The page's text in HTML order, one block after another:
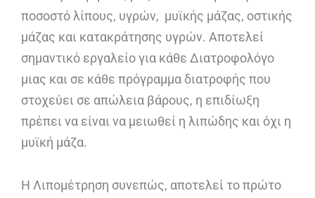
ποσοστό λίπους, υγρών, μυϊκής μάζας, οστικής
μάζας και κατακράτησης υγρών. Αποτελεί
σημαντικό εργαλείο για κάθε Διατροφολόγο
μιας και σε κάθε πρόγραμμα διατροφής που
στοχεύει σε απώλεια βάρους, η επιδίωξη
πρέπει να είναι να μειωθεί η λιπώδης και όχι η
μυϊκή μάζα.
Η Λιπομέτρηση συνεπώς, αποτελεί το πρώτο